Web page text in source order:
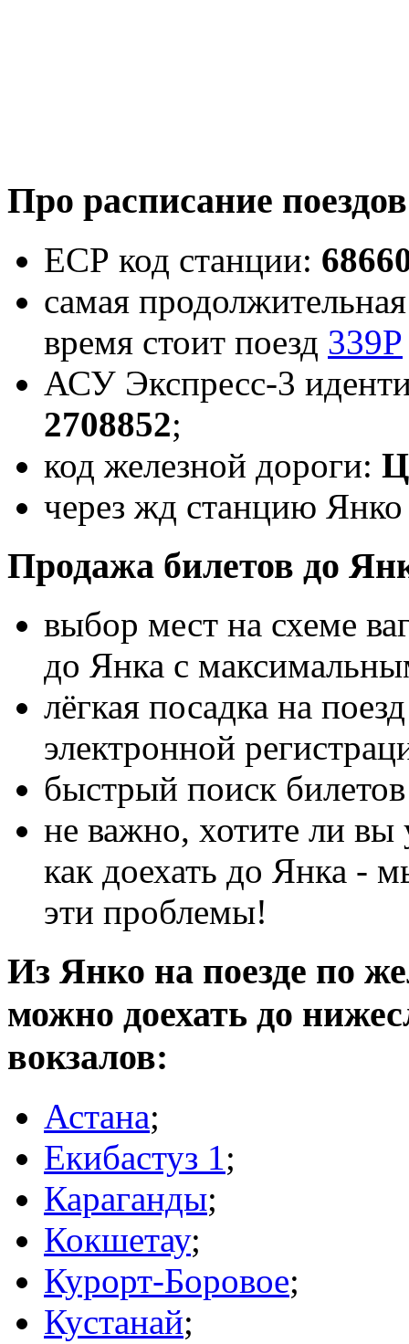
Про расписание
ЕСР код станции:
самая
время стоит поезд 339Р
АСУ Экспресс-3
2708852;
код железной дороги:
через жд станцию Янко
Продажа билетов до
выбор мест на схеме
до Янка с
лёгкая посадка на
электронной
быстрый поиск
не важно, хотите ли вы
как доехать до Янка -
эти проблемы!
Из Янко на поезде по
можно доехать до
вокзалов:
Астана;
Екибастуз 1;
Караганды;
Кокшетау;
Курорт-Боровое;
Кустанай;